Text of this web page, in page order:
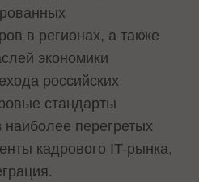
в регионах, а также
экономики
российских
стандарты
наиболее перегретых
кадрового IT-рынка,